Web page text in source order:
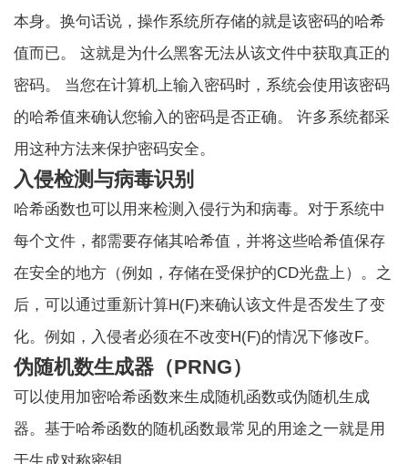
本身。换句话说，操作系统所存储的就是该密码的哈希
值而已。 这就是为什么黑客无法从该文件中获取真正的
密码。 当您在计算机上输入密码时，系统会使用该密码
的哈希值来确认您输入的密码是否正确。 许多系统都采
用这种方法来保护密码安全。
入侵检测与病毒识别
哈希函数也可以用来检测入侵行为和病毒。对于系统中
每个文件，都需要存储其哈希值，并将这些哈希值保存
在安全的地方（例如，存储在受保护的CD光盘上）。之
后，可以通过重新计算H(F)来确认该文件是否发生了变
化。例如，入侵者必须在不改变H(F)的情况下修改F。
伪随机数生成器（PRNG）
可以使用加密哈希函数来生成随机函数或伪随机生成
器。基于哈希函数的随机函数最常见的用途之一就是用